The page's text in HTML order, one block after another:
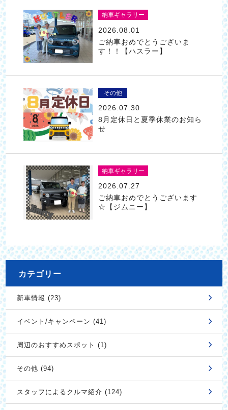
納車ギャラリー
2026.08.01
ご納車おめでとうございま
す！！【ハスラー】
その他
2026.07.30
8月定休日と夏季休業のお知ら
せ
納車ギャラリー
2026.07.27
ご納車おめでとうございます
☆【ジムニー】
カテゴリー
新車情報 (23)
イベント/キャンペーン (41)
周辺のおすすめスポット (1)
その他 (94)
スタッフによるクルマ紹介 (124)